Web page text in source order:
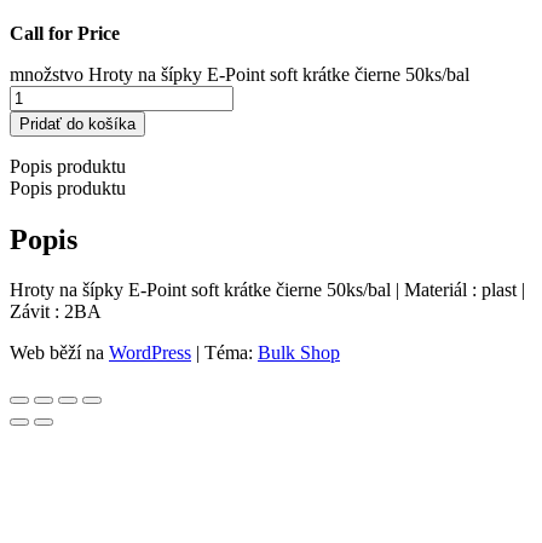
Call for Price
množstvo Hroty na šípky E-Point soft krátke čierne 50ks/bal
Pridať do košíka
Popis produktu
Popis produktu
Popis
Hroty na šípky E-Point soft krátke čierne 50ks/bal | Materiál : plast |
Závit : 2BA
Web běží na WordPress | Téma: Bulk Shop